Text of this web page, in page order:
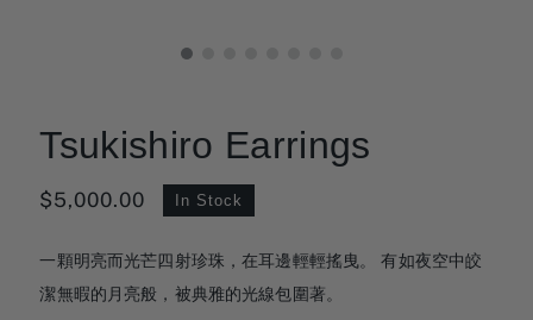
Tsukishiro Earrings
$5,000.00 In Stock
一顆明亮而光芒四射珍珠，在耳邊輕輕搖曳。 有如夜空中皎
潔無暇的月亮般，被典雅的光線包圍著。